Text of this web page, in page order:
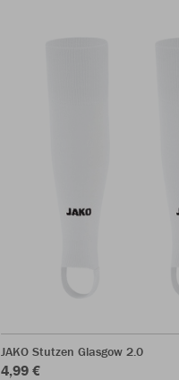
JAKO Stutzen Glasgow 2.0
4,99 €